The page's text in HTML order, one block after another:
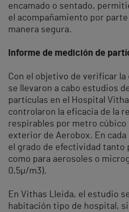
encamado o sentado,
el acompañamiento por
manera segura.
Informe de medición de
Con el objetivo de verificar la
se llevaron a cabo estudios
partículas en el Hospital
controlaron la eficacia de la
respirables por metro
exterior de Aerobox. En
el grado de efectividad tanto
como para aerosoles o
0,5µ/m3).
En Vithas Lleida, el estudio
habitación tipo de hospital,